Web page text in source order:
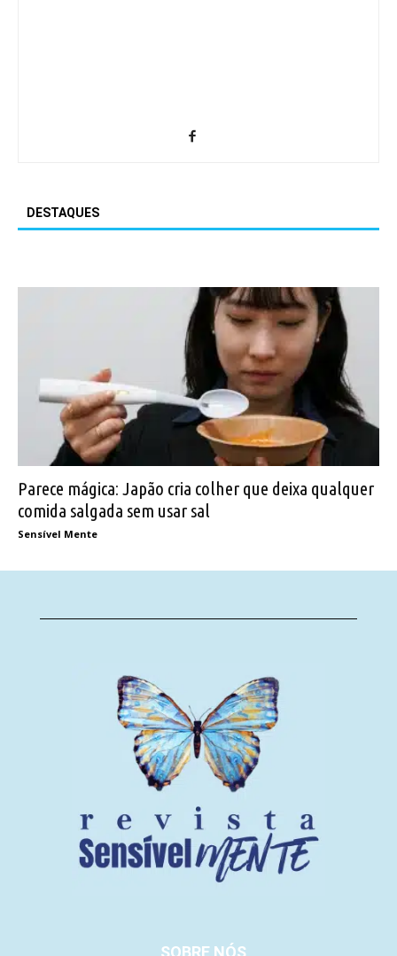
DESTAQUES
Parece mágica: Japão cria colher que deixa qualquer
comida salgada sem usar sal
Sensível Mente
SOBRE NÓS